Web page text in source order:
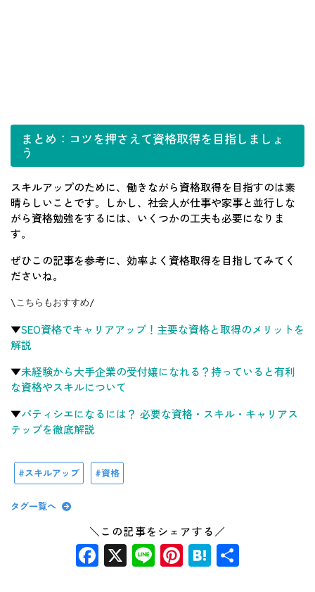
まとめ：コツを押さえて資格取得を目指しましょ
う
スキルアップのために、働きながら資格取得を目指すのは素
晴らしいことです。しかし、社会人が仕事や家事と並行しな
がら資格勉強をするには、いくつかの工夫も必要になりま
す。
ぜひこの記事を参考に、効率よく資格取得を目指してみてく
ださいね。
\こちらもおすすめ/
▼SEO資格でキャリアアップ！主要な資格と取得のメリットを
解説
▼未経験から大手企業の受付嬢になれる？持っていると有利
な資格やスキルについて
▼パティシエになるには？ 必要な資格・スキル・キャリアス
テップを徹底解説
スキルアップ 資格
タグ一覧へ
＼この記事をシェアする／
Facebook
X LinePinterest
Hatena